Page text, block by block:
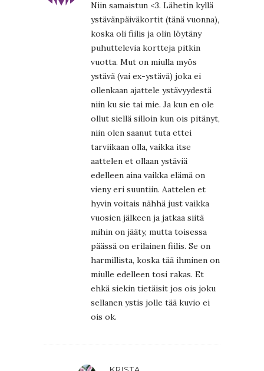
Niin samaistun <3. Lähetin kyllä
ystävänpäiväkortit (tänä vuonna),
koska oli fiilis ja olin löytäny
puhuttelevia kortteja pitkin
vuotta. Mut on miulla myös
ystävä (vai ex-ystävä) joka ei
ollenkaan ajattele ystävyydestä
niin ku sie tai mie. Ja kun en ole
ollut siellä silloin kun ois pitänyt,
niin olen saanut tuta ettei
tarviikaan olla, vaikka itse
aattelen et ollaan ystäviä
edelleen aina vaikka elämä on
vieny eri suuntiin. Aattelen et
hyvin voitais nähhä just vaikka
vuosien jälkeen ja jatkaa siitä
mihin on jääty, mutta toisessa
päässä on erilainen fiilis. Se on
harmillista, koska tää ihminen on
miulle edelleen tosi rakas. Et
ehkä siekin tietäisit jos ois joku
sellanen ystis jolle tää kuvio ei
ois ok.
KRISTA